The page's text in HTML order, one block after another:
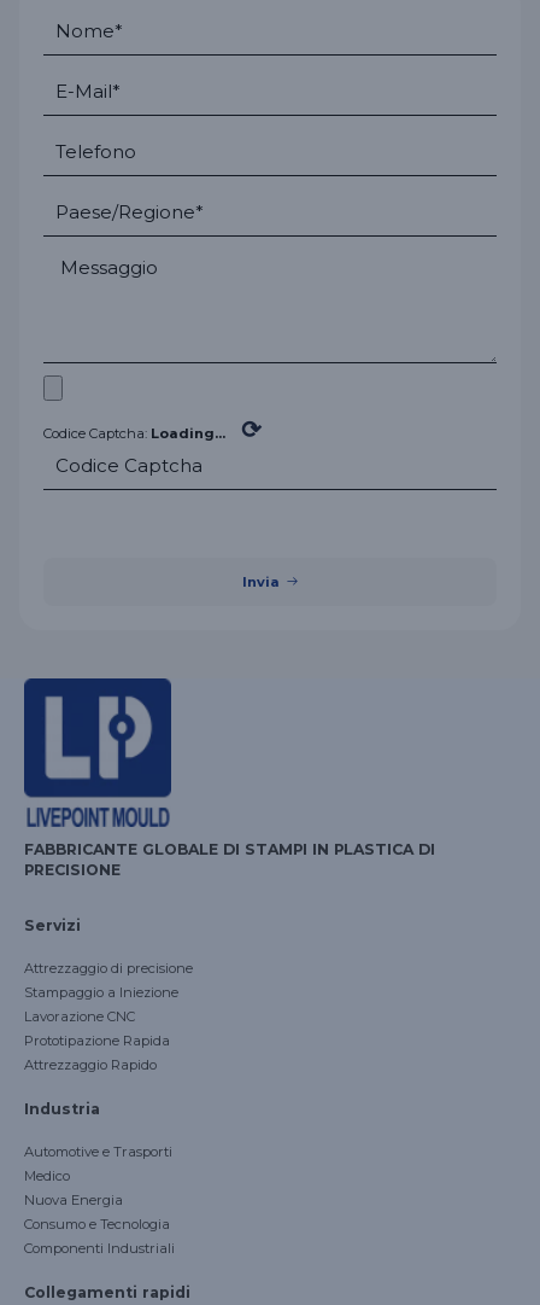
Codice Captcha: Loading... ⟳
Invia
FABBRICANTE GLOBALE DI STAMPI IN PLASTICA DI
PRECISIONE
Servizi
Attrezzaggio di precisione
Stampaggio a Iniezione
Lavorazione CNC
Prototipazione Rapida
Attrezzaggio Rapido
Industria
Automotive e Trasporti
Medico
Nuova Energia
Consumo e Tecnologia
Componenti Industriali
Collegamenti rapidi